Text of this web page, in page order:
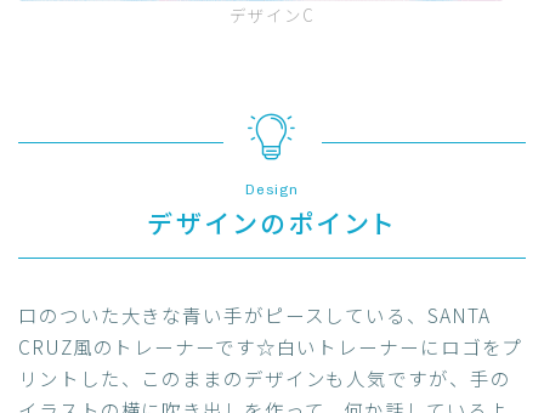
デザインC
Design
デザインのポイント
口のついた大きな青い手がピースしている、SANTA
CRUZ風のトレーナーです☆白いトレーナーにロゴをプ
リントした、このままのデザインも人気ですが、手の